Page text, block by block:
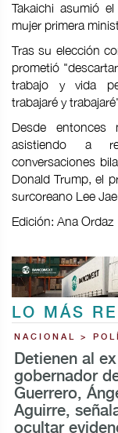
Takaichi asumió
mujer primera
Tras su elección
prometió
trabajo y vida
trabajaré y
Desde entonces
asistiendo a
conversaciones
Donald Trump, el
surcoreano Lee
Edición: Ana Ordaz
LO MÁS
NACIONAL >
Detienen al ex
gobernador
Guerrero,
Aguirre,
ocultar